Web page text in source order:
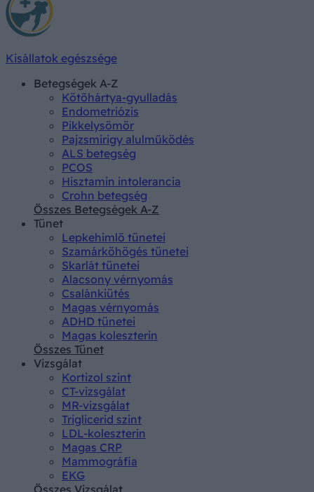
Kisállatok egészsége
Betegségek A-Z
Kötőhártya-gyulladás
Endometriózis
Pikkelysömör
Pajzsmirigy alulműködés
ALS betegség
PCOS
Hisztamin intolerancia
Crohn betegség
Összes Betegségek A-Z
Tünet
Lepkehimlő tünetei
Szamárköhögés tünetei
Skarlát tünetei
Alacsony vérnyomás
Csalánkiütés
Magas vérnyomás
ADHD tünetei
Magas koleszterin
Összes Tünet
Vizsgálat
Kortizol szint
CT-vizsgálat
MR-vizsgálat
Triglicerid szint
LDL-koleszterin
Magas CRP
Mammográfia
EKG
Összes Vizsgálat